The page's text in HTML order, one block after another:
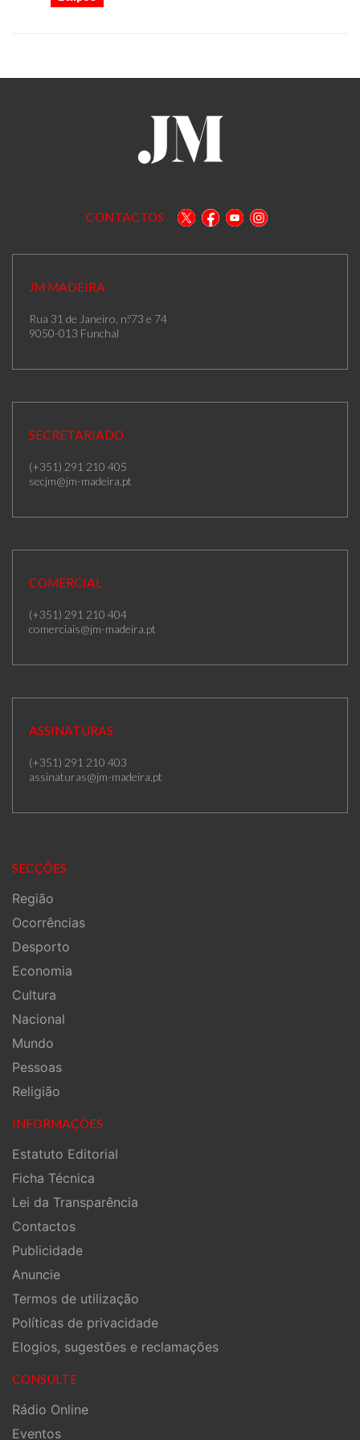
CONTACTOS
JM MADEIRA
Rua 31 de Janeiro, n.º73 e 74
9050-013 Funchal
SECRETARIADO
(+351) 291 210 405
secjm@jm-madeira.pt
COMERCIAL
(+351) 291 210 404
comerciais@jm-madeira.pt
ASSINATURAS
(+351) 291 210 403
assinaturas@jm-madeira.pt
SECÇÕES
Região
Ocorrências
Desporto
Economia
Cultura
Nacional
Mundo
Pessoas
Religião
INFORMAÇÕES
Estatuto Editorial
Ficha Técnica
Lei da Transparência
Contactos
Publicidade
Anuncie
Termos de utilização
Políticas de privacidade
Elogios, sugestões e reclamações
CONSULTE
Rádio Online
Eventos